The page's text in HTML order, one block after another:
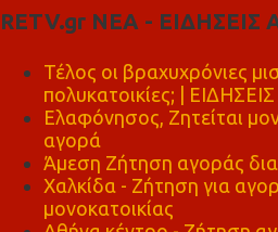
RETV.gr ΝΕΑ -
Τέλος οι βραχυχρόνιες
πολυκατοικίες; |
Ελαφόνησος, Ζητείται
αγορά
Άμεση Ζήτηση αγοράς
Χαλκίδα - Ζήτηση για
μονοκατοικίας